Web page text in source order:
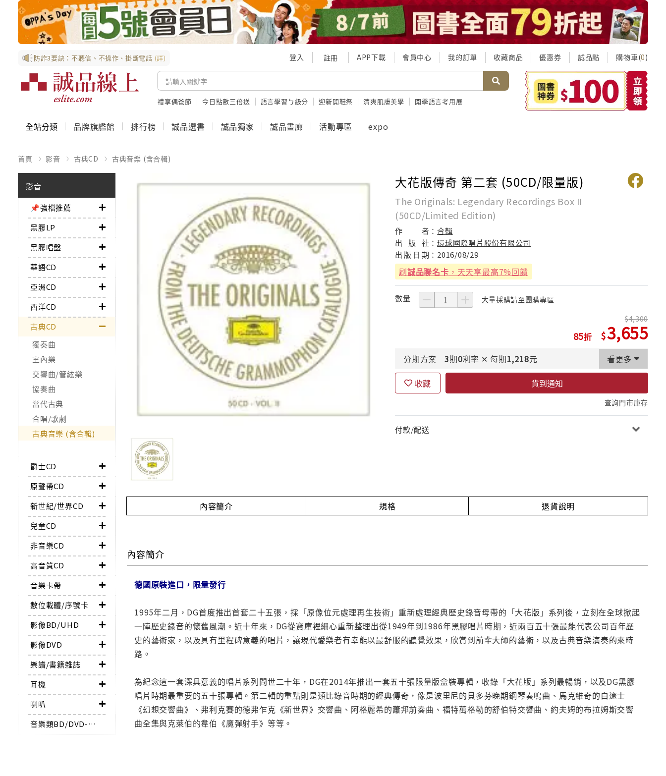
防詐3要訣：不聽信、不操作、掛斷電話 (詳) 登入 註冊 APP下載 會員中心 我的訂單 收藏商品 優惠券 誠品點 購物車(0)
禮享偶爸節 今日點數三倍送 語言學習ㄅ級分 迎新開鞋祭 清爽肌膚美學 開學語言考用展
全站分類 品牌旗艦館 排行榜 誠品選書 誠品獨家 誠品畫廊 活動專區 expo
首頁 影音 古典CD 古典音樂 (含合輯)
影音
📌強檔推薦
黑膠LP
黑膠唱盤
華語CD
亞洲CD
西洋CD
古典CD
獨奏曲
室內樂
交響曲/管絃樂
協奏曲
當代古典
合唱/歌劇
古典音樂 (含合輯)
爵士CD
原聲帶CD
新世紀/世界CD
兒童CD
非音樂CD
高音質CD
音樂卡帶
數位載體/序號卡
影像BD/UHD
影像DVD
樂譜/書籍雜誌
耳機
喇叭
音樂類BD/DVD-AUDIO
大花版傳奇 第二套 (50CD/限量版)
The Originals: Legendary Recordings Box II
(50CD/Limited Edition)
作 者：合輯
出
版 社：環球國際唱片股份有限公司
出 版 日 期： 2016/08/29
刷誠品聯名卡 ，天天享最高7%回饋
數量 大量採購請至團購專區
85
4,300
3,655
分期方案 3期0利率 ✕ 每期1,218元 看更多
收藏 貨到通知
查詢門市庫存
付款/配送
內容簡介 規格 退貨說明
內容簡介
德國原裝進口，限量發行
1995年二月，DG首度推出首套二十五張，採「原像位元處理再生技術」重新處理經典歷史錄音母帶的「大花版」系列後，立刻在全球掀起
一陣歷史錄音的懷舊風潮。近十年來，DG從寶庫裡細心重新整理出從1949年到1986年黑膠唱片時期，近兩百五十張最能代表公司百年歷
史的藝術家，以及具有里程碑意義的唱片，讓現代愛樂者有幸能以最舒服的聽覺效果，欣賞到前輩大師的藝術，以及古典音樂演奏的來時
路。
為紀念這一套深具意義的唱片系列問世二十年，DG在2014年推出一套五十張限量版盒裝專輯，收錄「大花版」系列最暢銷，以及DG黑膠
唱片時期最重要的五十張專輯。第二輯的重點則是類比錄音時期的經典傳奇，像是波里尼的貝多芬晚期鋼琴奏鳴曲、馬克維奇的白遼士
《幻想交響曲》、弗利克賽的德弗乍克《新世界》交響曲、阿格麗希的蕭邦前奏曲、福特萬格勒的舒伯特交響曲、約夫姆的布拉姆斯交響
曲全集與克萊伯的韋伯《魔彈射手》等等。